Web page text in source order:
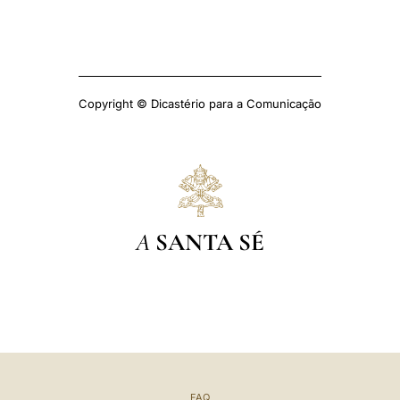
Copyright © Dicastério para a Comunicação
A SANTA SÉ
FAQ